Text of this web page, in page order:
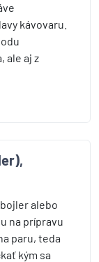
kávovaru.
ale aj z
alebo
na prípravu
paru, teda
kým sa